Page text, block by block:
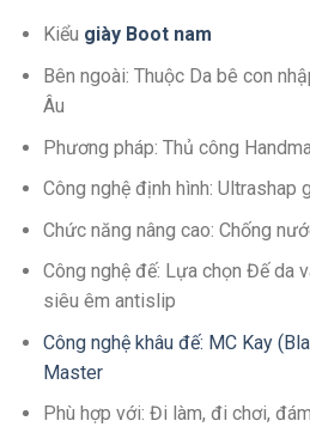
Kiểu giày Boot nam
Bên ngoài: Thuộc Da bê con
Âu
Phương pháp: Thủ công
Công nghệ định hình: Ultrashap
Chức năng nâng cao: Chống
Công nghệ đế: Lựa chọn Đế da
siêu êm antislip
Công nghệ khâu đế: MC Kay
Master
Phù hợp với: Đi làm, đi chơi,